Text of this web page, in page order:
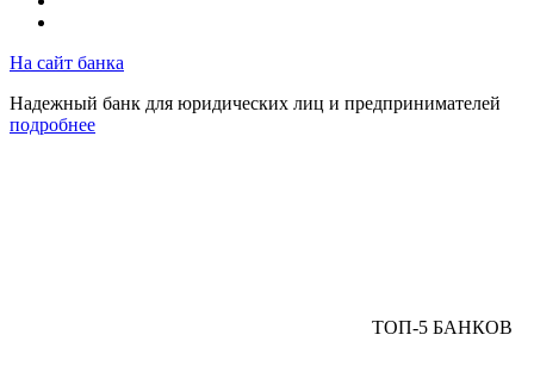
На сайт банка
Надежный банк для юридических лиц и предпринимателей
подробнее
ТОП-5 БАНКОВ